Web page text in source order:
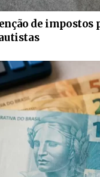
de impostos